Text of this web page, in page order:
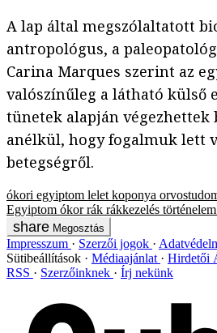
A lap által megszólaltatott
antropológus, a
Carina Marques szerint az
valószínűleg a látható külső
tünetek alapján végezhettek
anélkül, hogy fogalmuk lett
betegségről.
ókori egyiptom lelet koponya
Egyiptom ókor rák rákkezelés történelem
Megosztás
Impresszum Szerzői jogok
Sütibeállítások
Médiaajánlat Hirdetői
RSS
Szerzőinknek Írj nekünk